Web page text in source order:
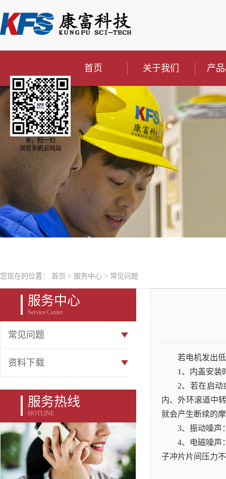
首页 关于我们 产
您现在的位置： 首页 > 服务中心 > 常见问题
服务中心
Service Center
常见问题
资料下载
服务热线
HOTLINE
若电机发出
1、内盖安装
2、若在启
内、外环滚道中
就会产生断续的
3、振动噪声
4、电磁噪声
子冲片片间压力
亲，扫一扫
浏览手机云网站